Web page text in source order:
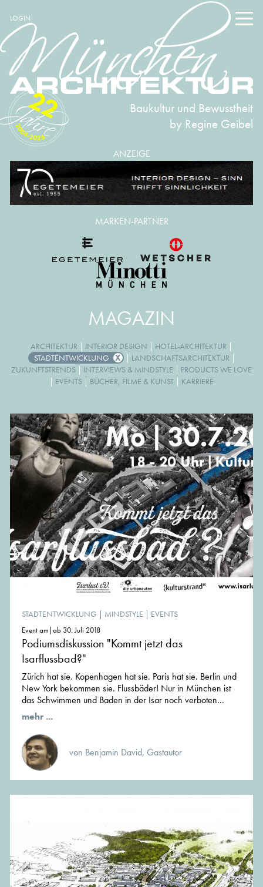
LOGIN
Baukultur und Bewusstheit
by Regine Geibel
2004-2026
22
ANZEIGE
MAGAZIN
ARCHITEKTUR | INTERIOR DESIGN | HOTEL-ARCHITEKTUR |
STADTENTWICKLUNG
| LANDSCHAFTSARCHITEKTUR |
ZUKUNFTSTRENDS | INTERVIEWS & MINDSTYLE | PRODUCTS WE LOVE
| EVENTS | BÜCHER, FILME & KUNST | KARRIERE
STADTENTWICKLUNG | MINDSTYLE | EVENTS
Event am|ab 30. Juli 2018
Podiumsdiskussion "Kommt jetzt das
Isarflussbad?"
Zürich hat sie. Kopenhagen hat sie. Paris hat sie. Berlin und
New York bekommen sie. Flussbäder! Nur in München ist
das Schwimmen und Baden in der Isar noch verboten...
mehr ...
von Benjamin David, Gastautor